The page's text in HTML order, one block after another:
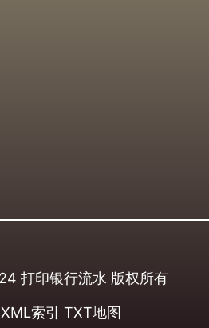
打印银行流水 版权所有
XML索引 TXT地图